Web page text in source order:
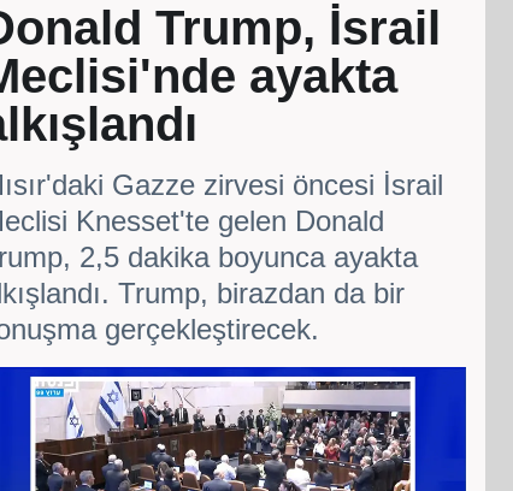
Trump, İsrail
ayakta
Gazze zirvesi öncesi İsrail
Knesset'te gelen Donald
2,5 dakika boyunca ayakta
Trump, birazdan da bir
gerçekleştirecek.